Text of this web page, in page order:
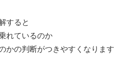
すると
れているのか
かの判断がつきやすくなります